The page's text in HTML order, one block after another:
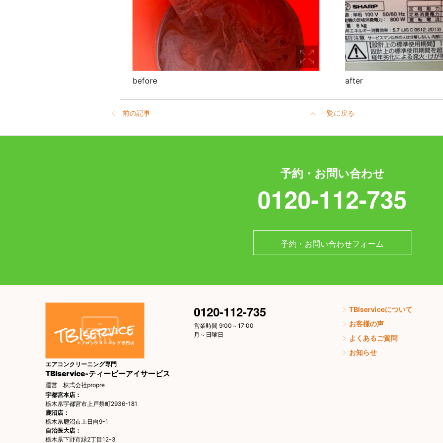
before after
前の記事 一覧に戻る
予約・お問い合わせ
0120-112-735
予約・お問い合わせフォーム
エアコンクリーニング専門
TBIservice-ティービーアイサービス
運営 株式会社propre
宇都宮本店：
栃木県宇都宮市上戸祭町2936-181
鹿沼店：
栃木県鹿沼市上日向9-1
自治医大店：
栃木県下野市緑2丁目12ｰ3
0120-112-735
営業時間 9:00～17:00
月～日曜日
TBIserviceについて
お客様の声
よくあるご質問
お知らせ